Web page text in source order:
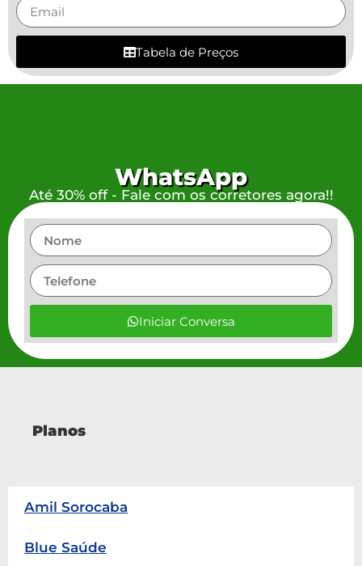
Tabela de Preços
WhatsApp
Até 30% off - Fale com os corretores agora!!
Iniciar Conversa
Planos
Amil Sorocaba
Blue Saúde